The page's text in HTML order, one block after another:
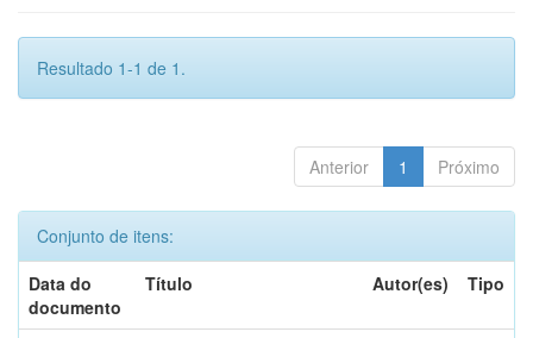
Resultado 1-1 de 1.
Anterior 1 Próximo
Conjunto de itens:
Data do
documento
Título Autor(es) Tipo